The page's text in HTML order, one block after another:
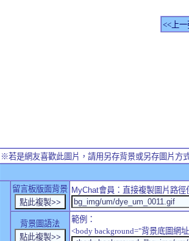
<<上一
※若是網友喜歡此圖片，請用另存背景或另存圖片方
留言板版面背景 MyChat會員：直接複製圖片路
背景圖語法
範例：
<body background="背景底圖網